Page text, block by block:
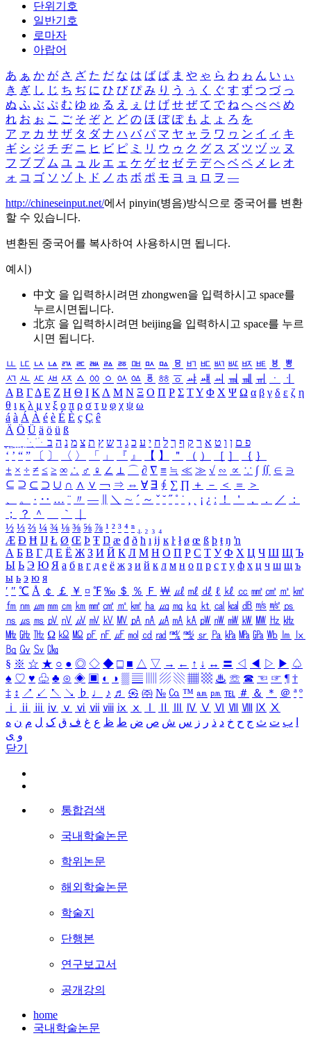
단위기호
일반기호
로마자
아랍어
あ ぁ か が さ ざ た だ な は ば ぱ ま や ゃ ら わ ゎ ん い ぃ
き ぎ し じ ち ぢ に ひ び ぴ み り う ぅ く ぐ す ず つ づ っ
ぬ ふ ぶ ぷ む ゆ ゅ る え ぇ け げ せ ぜ て で ね へ べ ぺ め
れ お ぉ こ ご そ ぞ と ど の ほ ぼ ぽ も よ ょ ろ を
ア ァ カ サ ザ タ ダ ナ ハ バ パ マ ヤ ャ ラ ワ ヮ ン イ ィ キ
ギ シ ジ チ ヂ ニ ヒ ビ ピ ミ リ ウ ゥ ク グ ス ズ ツ ヅ ッ ヌ
フ ブ プ ム ユ ュ ル エ ェ ケ ゲ セ ゼ テ デ ヘ ベ ペ メ レ オ
ォ コ ゴ ソ ゾ ト ド ノ ホ ボ ポ モ ヨ ョ ロ ヲ ―
http://chineseinput.net/에서 pinyin(병음)방식으로 중국어를 변환
할 수 있습니다.
변환된 중국어를 복사하여 사용하시면 됩니다.
예시)
中文 을 입력하시려면 zhongwen을 입력하시고 space를
누르시면됩니다.
北京 을 입력하시려면 beijing을 입력하시고 space를 누르
시면 됩니다.
ㅥ ㅦ ㅧ ㅨ ㅩ ㅪ ㅫ ㅬ ㅭ ㅮ ㅯ ㅰ ㅱ ㅲ ㅳ ㅴ ㅵ ㅶ ㅷ ㅸ
ㅹ
ㅺ ㅻ ㅼ ㅽ ㅾ ㅿ ㆀ ㆁ ㆂ ㆃ ㆄ ㆅ ㆆ ㆇ ㆈ ㆉ ㆊ ㆋ ㆌ ㆍ
ㆎ
Α Β ΓΔ Ε Ζ Η Θ Ι ΚΛ Μ Ν Ξ Ο Π Ρ Σ ΤΥ Φ Χ Ψ Ω α β γ δ ε ζ η
θ ι κ λ μ ν ξ ο π ρ σ τ υ φ χ ψ ω
á à Á À é è É È ç Ç ê
Ä Ö Ü ä ö ü ß
ִֶֹ ֻּ ׁׂ פ ם ן ו ט א ר ק ף ך ל ח י ע כ ג ד ש ץ ת צ מ נ ה ב
‘ ’ “ ” 〔 〕 〈 〉 「 」 『 』 【 】 ＂ （ ） ［ ］ ｛ ｝
± × ÷ ≠ ≤ ≥ ∞ ∴ ♂ ♀ ∠ ⊥ ⌒ ∂ ∇ ≡ ≒ ≪ ≫ √ ∽ ∝ ∵ ∫ ∬ ∈ ∋
⊆ ⊇ ⊂ ⊃ ∪ ∩ ∧ ∨ ￢ ⇒ ⇔ ∀ ∃ ∮ ∑ ∏ ＋ － ＜ ＝
＞
、
。 · ‥ … ¨ 〃 ― ＼ ∼ ´ ～ ˇ ˘ ˝ ˚ ˙ ¸ ¡ ¿ ː ！ ＇ ， ． ／
：
；
？ ＾ ｀
½ ⅓ ⅔ ¼ ¾ ⅛ ⅜ ⅝ ⅞ ¹ ² ³ ⁴ ⁿ ₁ ₂ ₃ ₄
Æ Ð Ħ Ĳ Ł Ø Œ Þ Ŧ Ŋ æ đ ð ħ ı ĳ ĸ ŀ ł ø œ ß þ ŧ ŋ ŉ
А Б В Г Д Е Ё Ж З И Й К Л М Н О П Р С Т У Ф Х Ц Ч Ш Щ Ъ
Ы Ь Э Ю Я а б в г д е ё ж з и й к л м н о п р с т у ф х ц ч ш щ ъ
ы ь э ю я
′ ″ ℃ Å ￠ ￡ ￥ ¤ ℉ ‰ ＄ ％ Ｆ ￦ ㎕ ㎖ ㎗ ℓ ㎘ ㏄ ㎣ ㎤ ㎥ ㎦
㎙ ㎚ ㎛ ㎜ ㎝ ㎞ ㎟ ㎠ ㎡ ㎢ ㏊ ㎍ ㎎ ㎏ ㏏ ㎈ ㎉ ㏈ ㎧ ㎨ ㎰
㎱ ㎲ ㎳ ㎴ ㎵ ㎶ ㎷ ㎸ ㎹ ㎀ ㎁ ㎂ ㎃ ㎄ ㎺ ㎻ ㎽ ㎾ ㎿ ㎐ ㎑
㎒ ㎓ ㎔ Ω ㏀ ㏁ ㎊ ㎋ ㎌ ㏖ ㏅ ㎭ ㎮ ㎯ ㏛ ㎩ ㎪ ㎫ ㎬ ㏝ ㏐
㏓
㏃ ㏉ ㏜ ㏆
§ ※ ☆ ★ ○ ● ◎ ◇ ◆ □ ■ △ ▽ → ← ↑ ↓ ↔ 〓 ◁ ◀ ▷ ▶ ♤
♠ ♡ ♥ ♧ ♣ ⊙ ◈ ▣ ◐ ◑ ▒ ▤ ▨ ▧ ▦ ▩ ♨ ☏ ☎ ☜ ☞ ¶ †
‡ ↕ ↗ ↙ ↖ ↘ ♭ ♩ ♪ ♬ ㉿ ㈜ № ㏇ ™ ㏂ ㏘ ℡ ＃ ＆ ＊ ＠ ª º
ⅰ
ⅱ ⅲ ⅳ ⅴ ⅵ ⅶ ⅷ ⅸ ⅹ Ⅳ Ⅴ Ⅵ Ⅶ Ⅷ Ⅸ Ⅹ
ب ت ث ج ح خ د ذ ر ز س ش ص ض ط ظ ع غ ف ق ک ل م ن ه
و ی
닫기
통합검색
국내학술논문
학위논문
해외학술논문
학술지
단행본
연구보고서
공개강의
home
국내학술논문